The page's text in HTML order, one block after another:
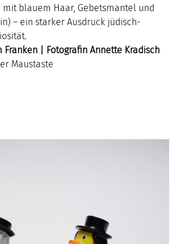
mit blauem Haar, Gebetsmantel und
– ein starker Ausdruck jüdisch-
Franken | Fotografin Annette Kradisch
Maustaste